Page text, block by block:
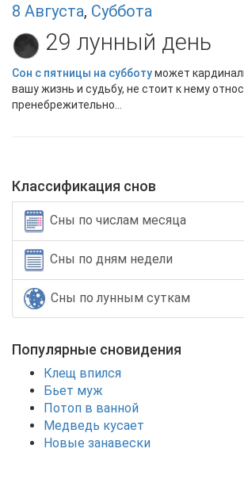
8 Августа, Суббота
29 лунный день
Сон с пятницы на субботуможет
вашу жизнь и судьбу, не стоит к нему
пренебрежительно...
Классификация снов
Сны по числам месяца
Сны по дням недели
Сны по лунным суткам
Популярные сновидения
Клещ впился
Бьет муж
Потоп в ванной
Медведь кусает
Новые занавески